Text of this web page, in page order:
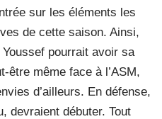
sur les éléments les
de cette saison. Ainsi,
pourrait avoir sa
être même face à l’ASM,
d’ailleurs. En défense,
devraient débuter. Tout